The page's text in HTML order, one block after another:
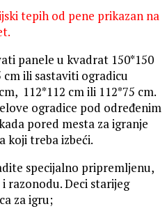
tepih od pene prikazan na
panele u kvadrat 150*150
cm ili sastaviti ogradicu
112*112 cm ili 112*75 cm.
ogradice pod određenim
pored mesta za igranje
koji treba izbeći.
specijalno pripremljenu,
razonodu. Deci starijeg
za igru;